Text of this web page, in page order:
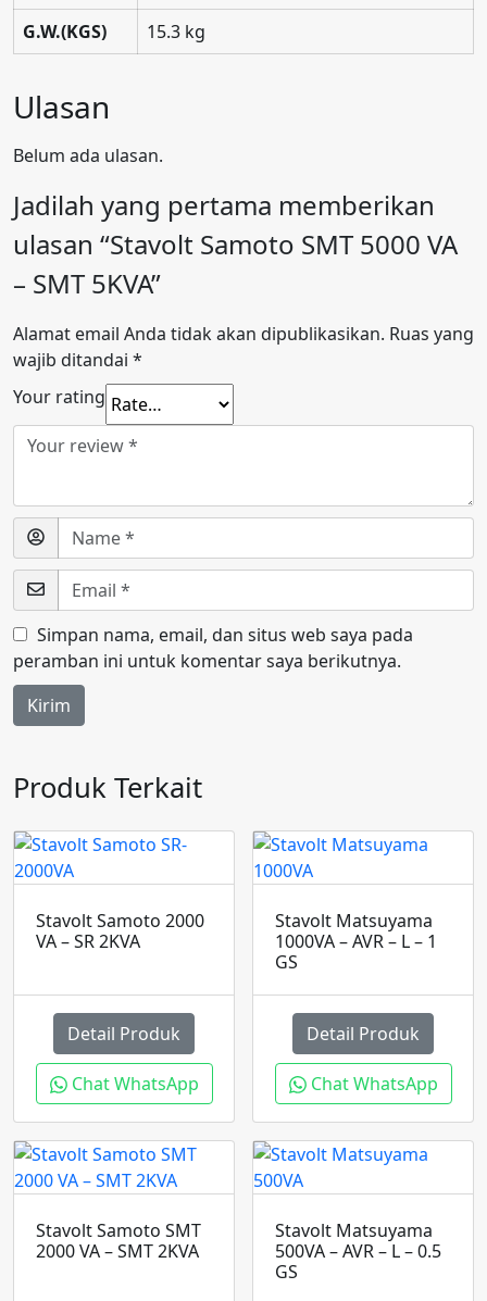
G.W.(KGS)
15.3 kg
Ulasan
Belum ada ulasan.
Jadilah yang pertama memberikan
ulasan “Stavolt Samoto SMT 5000 VA
– SMT 5KVA”
Alamat email Anda tidak akan dipublikasikan. Ruas yang
wajib ditandai *
Your rating
Simpan nama, email, dan situs web saya pada
peramban ini untuk komentar saya berikutnya.
Produk Terkait
Stavolt Samoto 2000
VA – SR 2KVA
Detail Produk
Chat WhatsApp
Stavolt Matsuyama
1000VA – AVR – L – 1
GS
Detail Produk
Chat WhatsApp
Stavolt Samoto SMT
2000 VA – SMT 2KVA
Stavolt Matsuyama
500VA – AVR – L – 0.5
GS